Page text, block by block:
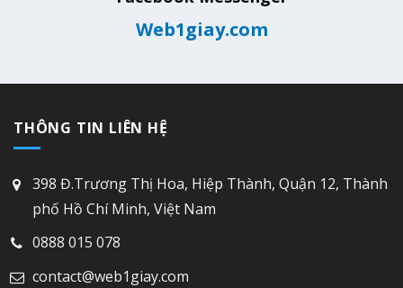
Web1giay.com
THÔNG TIN LIÊN HỆ
398 Đ.Trương Thị Hoa, Hiệp Thành, Quận 12, Thành
phố Hồ Chí Minh, Việt Nam
0888 015 078
contact@web1giay.com